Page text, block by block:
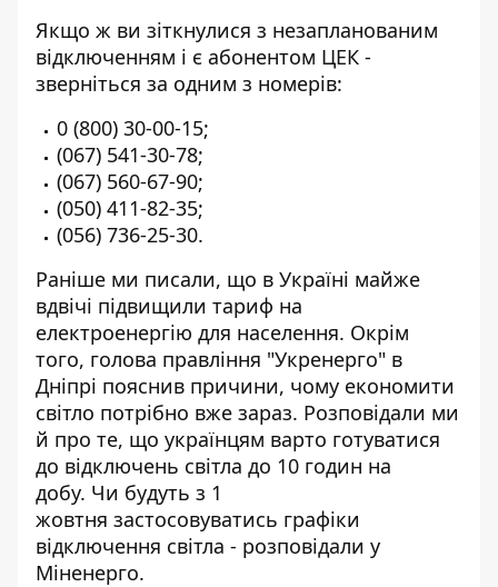
Якщо ж ви зіткнулися з незапланованим
відключенням і є абонентом ЦЕК -
зверніться за одним з номерів:
0 (800) 30-00-15;
(067) 541-30-78;
(067) 560-67-90;
(050) 411-82-35;
(056) 736-25-30.
Раніше ми писали, що в Україні майже
вдвічі підвищили тариф на
електроенергію для населення. Окрім
того, голова правління "Укренерго" в
Дніпрі пояснив причини, чому економити
світло потрібно вже зараз. Розповідали ми
й про те, що українцям варто готуватися
до відключень світла до 10 годин на
добу. Чи будуть з 1
жовтня застосовуватись графіки
відключення світла - розповідали у
Міненерго.